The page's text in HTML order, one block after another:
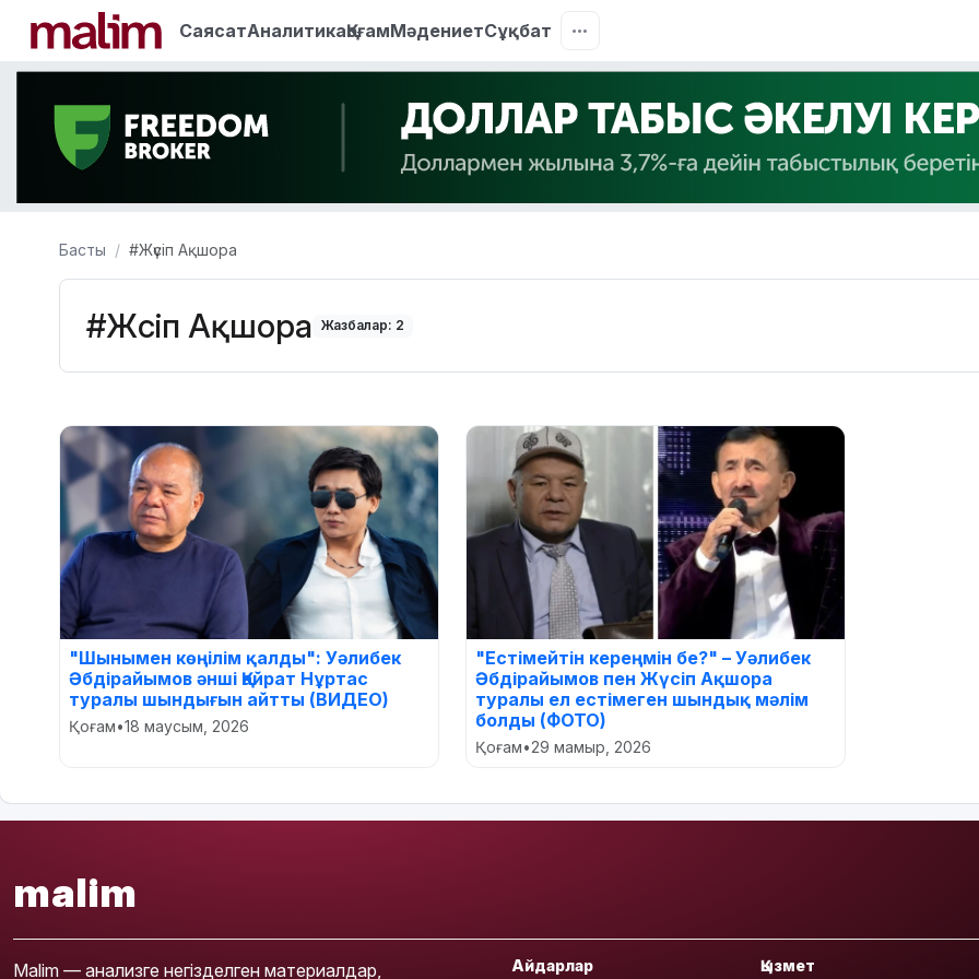
СаясатАналитикаҚоғамМәдениетСұқбат
Басты #Жүсіп Ақшора
#Жүсіп Ақшора Жазбалар: 2
"Шынымен көңілім қалды": Уәлибек
Әбдірайымов әнші Қайрат Нұртас
туралы шындығын айтты (ВИДЕО)
Қоғам•18 маусым, 2026
"Естімейтін кереңмін бе?" – Уәлибек
Әбдірайымов пен Жүсіп Ақшора
туралы ел естімеген шындық мәлім
болды (ФОТО)
Қоғам•29 мамыр, 2026
malim
Malim — анализге негізделген материалдар, Айдарлар Қызмет